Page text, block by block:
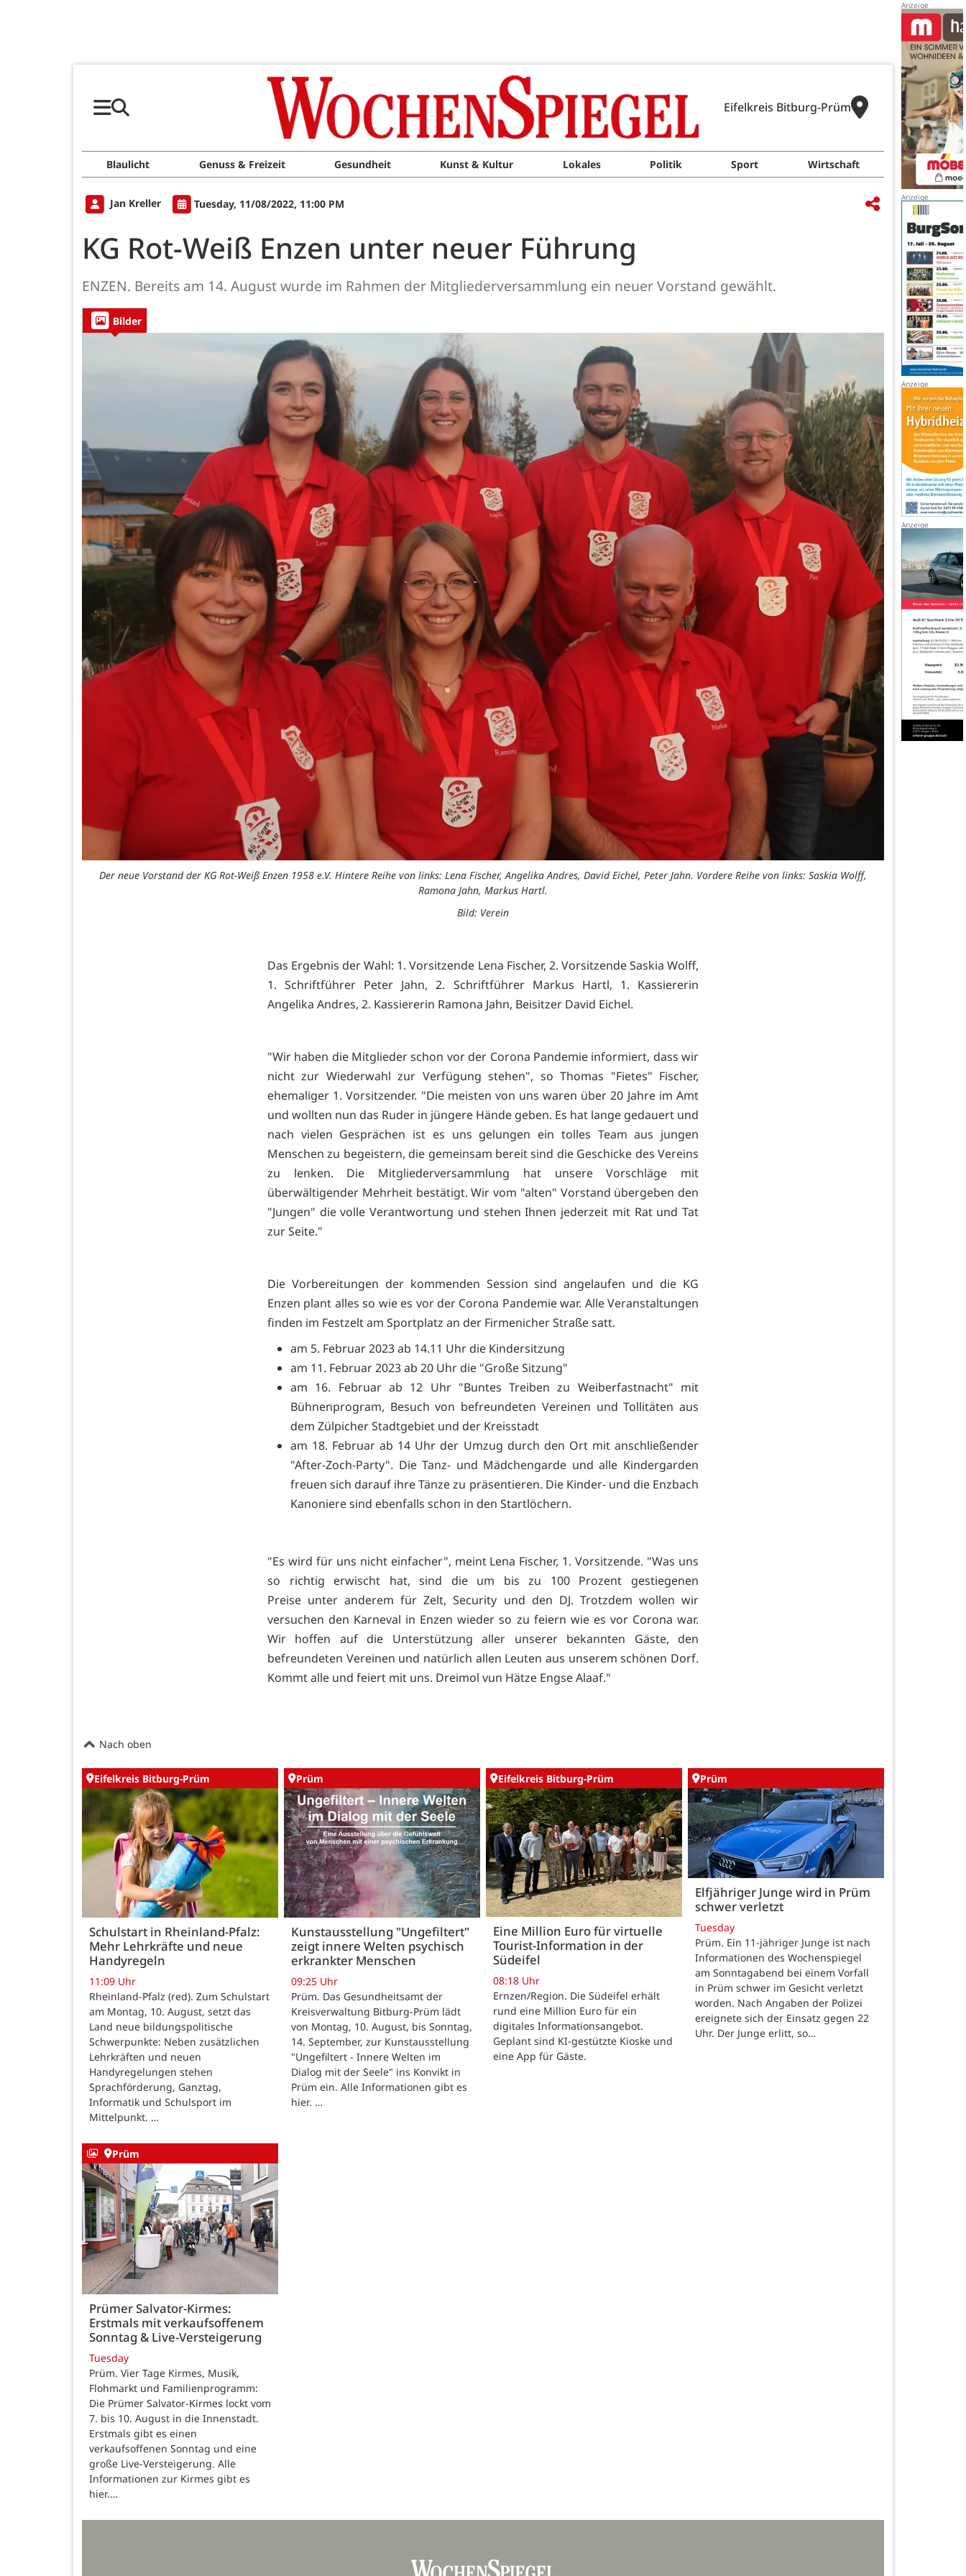
Eifelkreis Bitburg-Prüm
Blaulicht Genuss & Freizeit Gesundheit Kunst & Kultur Lokales Politik Sport Wirtschaft
Jan Kreller Tuesday, 11/08/2022, 11:00 PM
KG Rot-Weiß Enzen unter neuer Führung
ENZEN. Bereits am 14. August wurde im Rahmen der Mitgliederversammlung ein neuer Vorstand gewählt.
Bilder
Der neue Vorstand der KG Rot-Weiß Enzen 1958 e.V. Hintere Reihe von links: Lena Fischer, Angelika Andres, David Eichel, Peter Jahn. Vordere Reihe von links: Saskia Wolff,
Ramona Jahn, Markus Hartl.
Bild: Verein
Das Ergebnis der Wahl: 1. Vorsitzende Lena Fischer, 2. Vorsitzende Saskia Wolff,
1. Schriftführer Peter Jahn, 2. Schriftführer Markus Hartl, 1. Kassiererin
Angelika Andres, 2. Kassiererin Ramona Jahn, Beisitzer David Eichel.
"Wir haben die Mitglieder schon vor der Corona Pandemie informiert, dass wir
nicht zur Wiederwahl zur Verfügung stehen", so Thomas "Fietes" Fischer,
ehemaliger 1. Vorsitzender. "Die meisten von uns waren über 20 Jahre im Amt
und wollten nun das Ruder in jüngere Hände geben. Es hat lange gedauert und
nach vielen Gesprächen ist es uns gelungen ein tolles Team aus jungen
Menschen zu begeistern, die gemeinsam bereit sind die Geschicke des Vereins
zu lenken. Die Mitgliederversammlung hat unsere Vorschläge mit
überwältigender Mehrheit bestätigt. Wir vom "alten" Vorstand übergeben den
"Jungen" die volle Verantwortung und stehen Ihnen jederzeit mit Rat und Tat
zur Seite."
Die Vorbereitungen der kommenden Session sind angelaufen und die KG
Enzen plant alles so wie es vor der Corona Pandemie war. Alle Veranstaltungen
finden im Festzelt am Sportplatz an der Firmenicher Straße satt.
am 5. Februar 2023 ab 14.11 Uhr die Kindersitzung
am 11. Februar 2023 ab 20 Uhr die "Große Sitzung"
am 16. Februar ab 12 Uhr "Buntes Treiben zu Weiberfastnacht" mit
Bühnenprogram, Besuch von befreundeten Vereinen und Tollitäten aus
dem Zülpicher Stadtgebiet und der Kreisstadt
am 18. Februar ab 14 Uhr der Umzug durch den Ort mit anschließender
"After-Zoch-Party". Die Tanz- und Mädchengarde und alle Kindergarden
freuen sich darauf ihre Tänze zu präsentieren. Die Kinder- und die Enzbach
Kanoniere sind ebenfalls schon in den Startlöchern.
"Es wird für uns nicht einfacher", meint Lena Fischer, 1. Vorsitzende. "Was uns
so richtig erwischt hat, sind die um bis zu 100 Prozent gestiegenen
Preise unter anderem für Zelt, Security und den DJ. Trotzdem wollen wir
versuchen den Karneval in Enzen wieder so zu feiern wie es vor Corona war.
Wir hoffen auf die Unterstützung aller unserer bekannten Gäste, den
befreundeten Vereinen und natürlich allen Leuten aus unserem schönen Dorf.
Kommt alle und feiert mit uns. Dreimol vun Hätze Engse Alaaf."
Nach oben
Eifelkreis Bitburg-Prüm
Schulstart in Rheinland-Pfalz:
Mehr Lehrkräfte und neue
Handyregeln
11:09 Uhr
Rheinland-Pfalz (red). Zum Schulstart
am Montag, 10. August, setzt das
Land neue bildungspolitische
Schwerpunkte: Neben zusätzlichen
Lehrkräften und neuen
Handyregelungen stehen
Sprachförderung, Ganztag,
Informatik und Schulsport im
Mittelpunkt. …
Prüm
Kunstausstellung "Ungefiltert"
zeigt innere Welten psychisch
erkrankter Menschen
09:25 Uhr
Prüm. Das Gesundheitsamt der
Kreisverwaltung Bitburg-Prüm lädt
von Montag, 10. August, bis Sonntag,
14. September, zur Kunstausstellung
"Ungefiltert - Innere Welten im
Dialog mit der Seele" ins Konvikt in
Prüm ein. Alle Informationen gibt es
hier. …
Eifelkreis Bitburg-Prüm
Eine Million Euro für virtuelle
Tourist-Information in der
Südeifel
08:18 Uhr
Ernzen/Region. Die Südeifel erhält
rund eine Million Euro für ein
digitales Informationsangebot.
Geplant sind KI-gestützte Kioske und
eine App für Gäste.
Prüm
Elfjähriger Junge wird in Prüm
schwer verletzt
Tuesday
Prüm. Ein 11-jähriger Junge ist nach
Informationen des Wochenspiegel
am Sonntagabend bei einem Vorfall
in Prüm schwer im Gesicht verletzt
worden. Nach Angaben der Polizei
ereignete sich der Einsatz gegen 22
Uhr. Der Junge erlitt, so…
Prüm
Prümer Salvator-Kirmes:
Erstmals mit verkaufsoffenem
Sonntag & Live-Versteigerung
Tuesday
Prüm. Vier Tage Kirmes, Musik,
Flohmarkt und Familienprogramm:
Die Prümer Salvator-Kirmes lockt vom
7. bis 10. August in die Innenstadt.
Erstmals gibt es einen
verkaufsoffenen Sonntag und eine
große Live-Versteigerung. Alle
Informationen zur Kirmes gibt es
hier.…